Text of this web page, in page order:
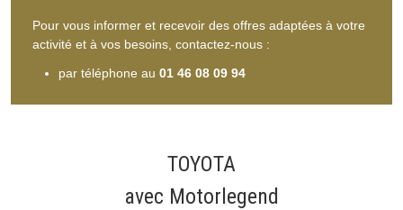
Pour vous informer et recevoir des offres adaptées à votre
activité et à vos besoins, contactez-nous :
par téléphone au 01 46 08 09 94
TOYOTA
avec Motorlegend